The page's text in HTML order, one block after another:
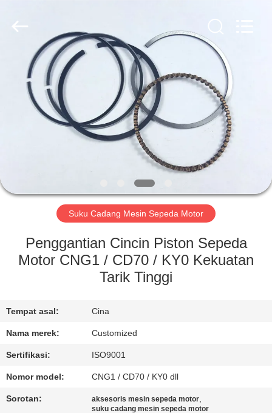
RUMAH
PRODUK
TENTANG
KAMI
TUR
PABRIK
KUALITAS
PERMINTAAN
PENAWARAN
Export
Co.,Ltd..
Suku Cadang Mesin Sepeda Motor
Penggantian Cincin Piston Sepeda
Motor CNG1 / CD70 / KY0 Kekuatan
Tarik Tinggi
Tempat asal: Cina
Nama merek: Customized
Sertifikasi: ISO9001
Nomor model: CNG1 / CD70 / KY0 dll
Sorotan: aksesoris mesin sepeda motor,
suku cadang mesin sepeda motor